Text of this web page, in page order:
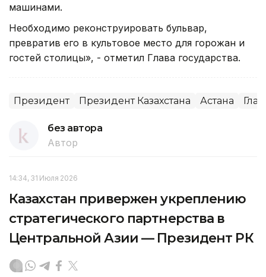
машинами.
Необходимо реконструировать бульвар,
превратив его в культовое место для горожан и
гостей столицы», - отметил Глава государства.
Президент Президент Казахстана Астана
без автора
Автор
14:34, 31 Июля 2026
Казахстан привержен укреплению
стратегического партнерства в
Центральной Азии — Президент РК